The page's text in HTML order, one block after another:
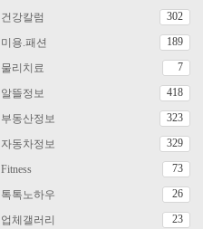
건강칼럼 302
미용.패션 189
물리치료 7
알뜰정보 418
부동산정보 323
자동차정보 329
Fitness 73
톡톡노하우 26
업체갤러리 23